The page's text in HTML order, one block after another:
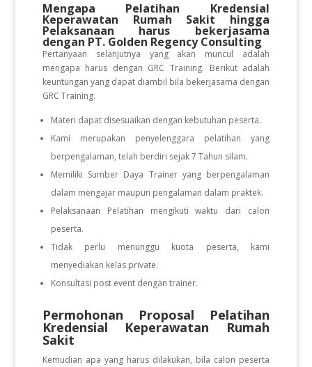
Mengapa Pelatihan Kredensial
Keperawatan Rumah Sakit hingga
Pelaksanaan harus bekerjasama
dengan PT. Golden Regency Consulting
Pertanyaan selanjutnya yang akan muncul adalah
mengapa harus dengan GRC Training. Berikut adalah
keuntungan yang dapat diambil bila bekerjasama dengan
GRC Training.
Materi dapat disesuaikan dengan kebutuhan peserta.
Kami merupakan penyelenggara pelatihan yang
berpengalaman, telah berdiri sejak 7 Tahun silam.
Memiliki Sumber Daya Trainer yang berpengalaman
dalam mengajar maupun pengalaman dalam praktek.
Pelaksanaan Pelatihan mengikuti waktu dari calon
peserta.
Tidak perlu menunggu kuota peserta, kami
menyediakan kelas private.
Konsultasi post event dengan trainer.
Permohonan Proposal Pelatihan
Kredensial Keperawatan Rumah
Sakit
Kemudian apa yang harus dilakukan, bila calon peserta